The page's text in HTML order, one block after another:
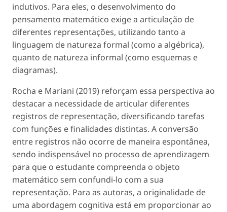
indutivos. Para eles, o desenvolvimento do
pensamento matemático exige a articulação de
diferentes representações, utilizando tanto a
linguagem de natureza formal (como a algébrica),
quanto de natureza informal (como esquemas e
diagramas).
Rocha e Mariani (2019) reforçam essa perspectiva ao
destacar a necessidade de articular diferentes
registros de representação, diversificando tarefas
com funções e finalidades distintas. A conversão
entre registros não ocorre de maneira espontânea,
sendo indispensável no processo de aprendizagem
para que o estudante compreenda o objeto
matemático sem confundi-lo com a sua
representação. Para as autoras, a originalidade de
uma abordagem cognitiva está em proporcionar ao